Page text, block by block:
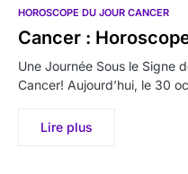
HOROSCOPE DU JOUR CANCER
Cancer :
Une Journée Sous le Signe
Cancer! Aujourd’hui, le 30
Lire plus